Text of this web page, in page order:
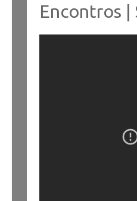
Encontros |